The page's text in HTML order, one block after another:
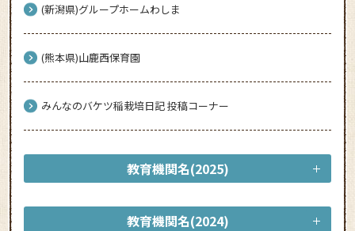
(新潟県)グループホームわしま
(熊本県)山鹿西保育園
みんなのバケツ稲栽培日記 投稿コーナー
教育機関名(2025)
教育機関名(2024)